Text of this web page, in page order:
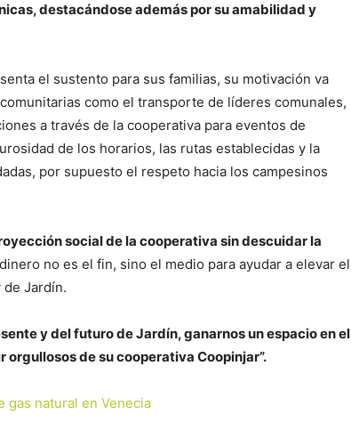
destacándose además por su amabilidad y
el sustento para sus familias, su motivación va
como el transporte de líderes comunales,
a través de la cooperativa para eventos de
de los horarios, las rutas establecidas y la
por supuesto el respeto hacia los campesinos
social de la cooperativa sin descuidar la
no es el fin, sino el medio para ayudar a elevar el
de Jardín.
y del futuro de Jardín, ganarnos un espacio en el
de su cooperativa Coopinjar”.
gas natural en Venecia